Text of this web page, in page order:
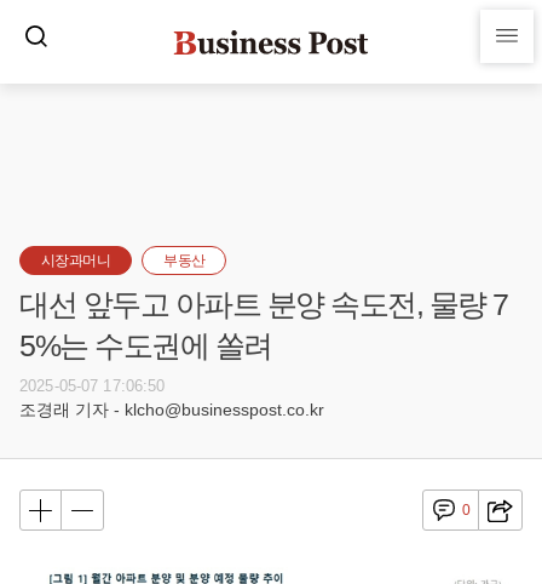
시장과머니 부동산
대선 앞두고 아파트 분양 속도전, 물량 7
5%는 수도권에 쏠려
2025-05-07 17:06:50
조경래 기자 - klcho@businesspost.co.kr
0